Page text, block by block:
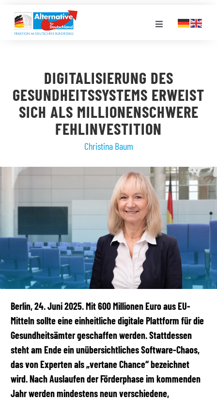
Inhalt
springen
Toggle
LANDESGRUPPEN
VERANSTALTUNGEN
STELLENPORTAL
DIGITALISIERUNG DES
GESUNDHEITSSYSTEMS ERWEIST
SICH ALS MILLIONENSCHWERE
FEHLINVESTITION
Christina Baum
Berlin, 24. Juni 2025. Mit 600 Millionen Euro aus EU-
Mitteln sollte eine einheitliche digitale Plattform für die
Gesundheitsämter geschaffen werden. Stattdessen
steht am Ende ein unübersichtliches Software-Chaos,
das von Experten als „vertane Chance“ bezeichnet
wird. Nach Auslaufen der Förderphase im kommenden
Jahr werden mindestens neun verschiedene,